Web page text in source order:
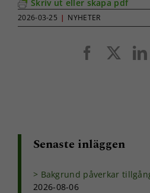
Skriv ut eller skapa pdf
2026-03-25 | NYHETER
Facebook
Senaste inläggen
Bakgrund påverkar
2026-08-06